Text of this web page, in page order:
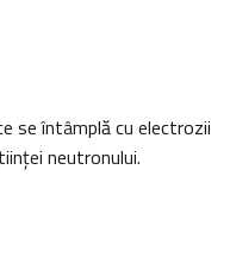
se întâmplă cu electrozii
neutronului.